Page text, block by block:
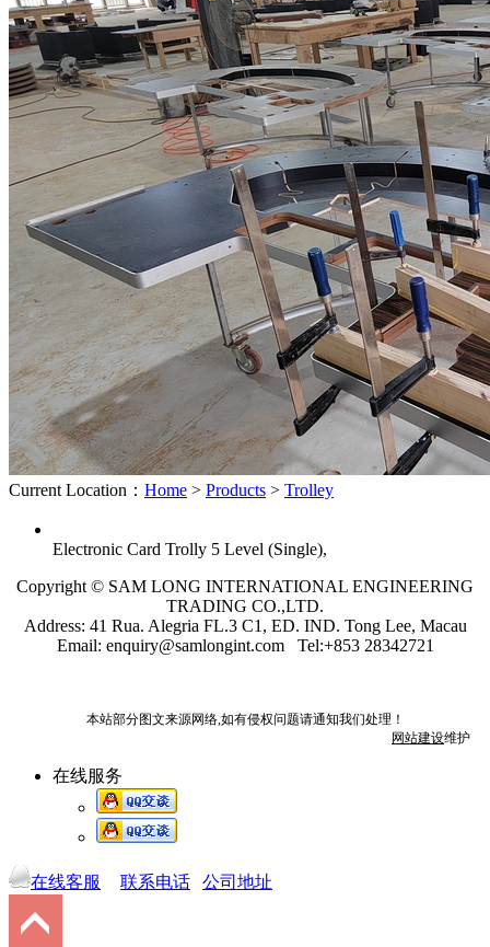
Current Location： Home > Products > Trolley
Electronic Card Trolly 5 Level (Single),
Copyright © SAM LONG INTERNATIONAL ENGINEERING
TRADING CO.,LTD.
Address: 41 Rua. Alegria FL.3 C1, ED. IND. Tong Lee, Macau
Email: enquiry@samlongint.com Tel:+853 28342721
本站部分图文来源网络,如有侵权问题请通知我们处理！
网站建设维护
在线服务
在线客服 联系电话 公司地址